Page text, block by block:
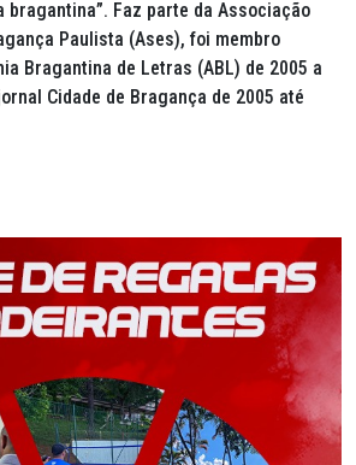
Faz parte da Associação
Paulista (Ases), foi membro
Bragantina de Letras (ABL) de 2005 a
Cidade de Bragança de 2005 até